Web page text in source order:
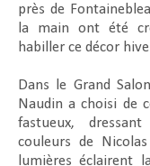
près de
la main ont été
habiller ce décor
Dans le Grand
Naudin a choisi de
fastueux,
couleurs de
lumières éclairent